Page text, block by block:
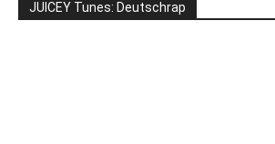
JUICEY Tunes: Deutschrap